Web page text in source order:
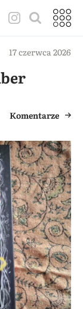
17 czerwca 2026
Komentarze